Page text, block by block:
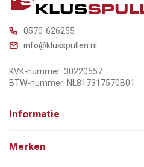
0570-626255
info@klusspullen.nl
KVK-nummer: 30220557
BTW-nummer: NL817317570B01
Informatie
Merken